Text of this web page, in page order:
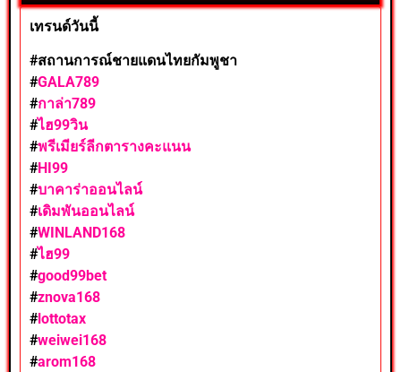
เทรนด์วันนี้
#สถานการณ์ชายแดนไทยกัมพูชา
#GALA789
#กาล่า789
#ไฮ99วิน
#พรีเมียร์ลีกตารางคะแนน
#HI99
#บาคาร่าออนไลน์
#เดิมพันออนไลน์
#WINLAND168
#ไฮ99
#good99bet
#znova168
#lottotax
#weiwei168
#arom168